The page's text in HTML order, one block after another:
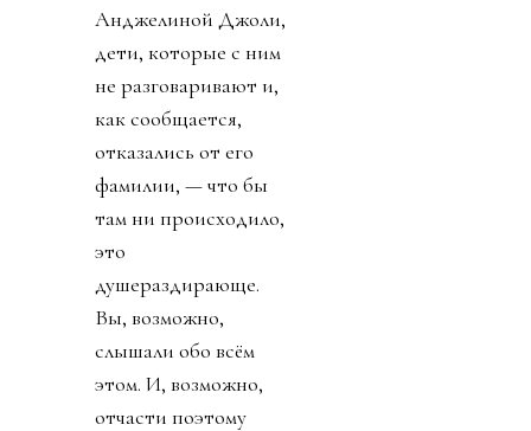
Анджелиной Джоли,
дети, которые с ним
не разговаривают и,
как сообщается,
отказались от его
фамилии, — что бы
там ни происходило,
это
душераздирающе.
Вы, возможно,
слышали обо всём
этом. И, возможно,
отчасти поэтому